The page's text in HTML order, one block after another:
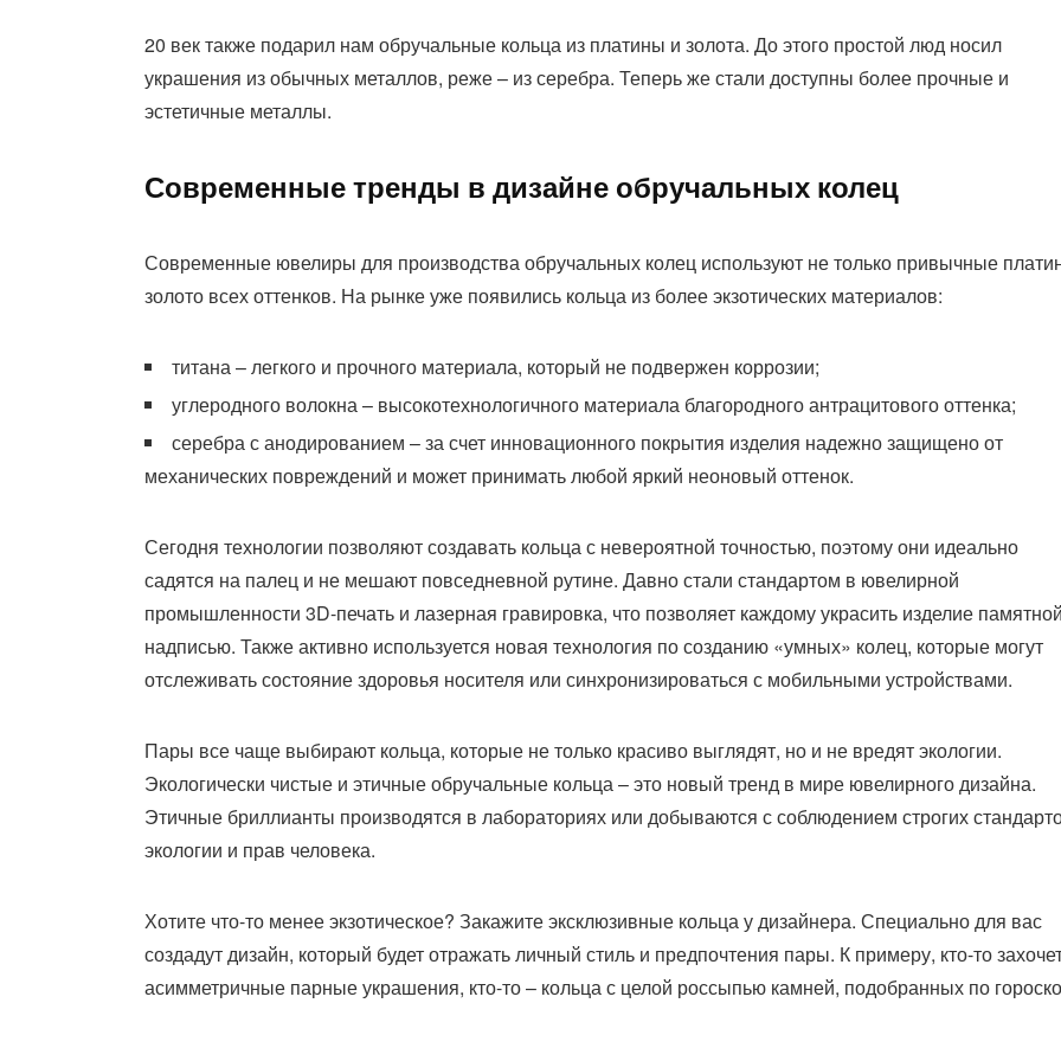
20 век также подарил нам обручальные кольца из платины и золота. До этого простой люд носил
украшения из обычных металлов, реже – из серебра. Теперь же стали доступны более прочные и
эстетичные металлы.
Современные тренды в дизайне обручальных колец
Современные ювелиры для производства обручальных колец используют не только привычные
золото всех оттенков. На рынке уже появились кольца из более экзотических материалов:
титана – легкого и прочного материала, который не подвержен коррозии;
углеродного волокна – высокотехнологичного материала благородного антрацитового оттенка;
серебра с анодированием – за счет инновационного покрытия изделия надежно защищено от
механических повреждений и может принимать любой яркий неоновый оттенок.
Сегодня технологии позволяют создавать кольца с невероятной точностью, поэтому они идеально
садятся на палец и не мешают повседневной рутине. Давно стали стандартом в ювелирной
промышленности 3D-печать и лазерная гравировка, что позволяет каждому украсить изделие
надписью. Также активно используется новая технология по созданию «умных» колец, которые могут
отслеживать состояние здоровья носителя или синхронизироваться с мобильными устройствами.
Пары все чаще выбирают кольца, которые не только красиво выглядят, но и не вредят экологии.
Экологически чистые и этичные обручальные кольца – это новый тренд в мире ювелирного дизайна.
Этичные бриллианты производятся в лабораториях или добываются с соблюдением строгих
экологии и прав человека.
Хотите что-то менее экзотическое? Закажите эксклюзивные кольца у дизайнера. Специально для вас
создадут дизайн, который будет отражать личный стиль и предпочтения пары. К примеру, кто-то
асимметричные парные украшения, кто-то – кольца с целой россыпью камней, подобранных по